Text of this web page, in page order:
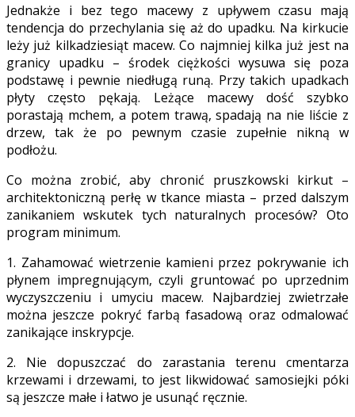
Jednakże i bez tego macewy z upływem czasu mają
tendencja do przechylania się aż do upadku. Na kirkucie
leży już kilkadziesiąt macew. Co najmniej kilka już jest na
granicy upadku – środek ciężkości wysuwa się poza
podstawę i pewnie niedługą runą. Przy takich upadkach
płyty często pękają. Leżące macewy dość szybko
porastają mchem, a potem trawą, spadają na nie liście z
drzew, tak że po pewnym czasie zupełnie nikną w
podłożu.
Co można zrobić, aby chronić pruszkowski kirkut –
architektoniczną perłę w tkance miasta – przed dalszym
zanikaniem wskutek tych naturalnych procesów? Oto
program minimum.
1. Zahamować wietrzenie kamieni przez pokrywanie ich
płynem impregnującym, czyli gruntować po uprzednim
wyczyszczeniu i umyciu macew. Najbardziej zwietrzałe
można jeszcze pokryć farbą fasadową oraz odmalować
zanikające inskrypcje.
2. Nie dopuszczać do zarastania terenu cmentarza
krzewami i drzewami, to jest likwidować samosiejki póki
są jeszcze małe i łatwo je usunąć ręcznie.